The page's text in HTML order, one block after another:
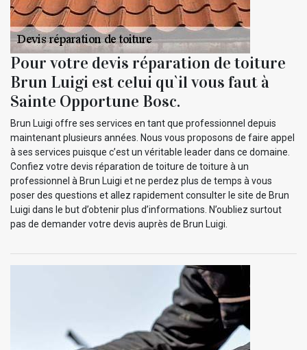
Pour votre devis réparation de toiture
Brun Luigi est celui qu`il vous faut à
Sainte Opportune Bosc.
Brun Luigi offre ses services en tant que professionnel depuis
maintenant plusieurs années. Nous vous proposons de faire appel
à ses services puisque c’est un véritable leader dans ce domaine.
Confiez votre devis réparation de toiture de toiture à un
professionnel à Brun Luigi et ne perdez plus de temps à vous
poser des questions et allez rapidement consulter le site de Brun
Luigi dans le but d’obtenir plus d’informations. N’oubliez surtout
pas de demander votre devis auprès de Brun Luigi.